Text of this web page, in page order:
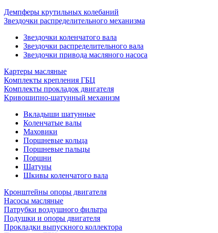
Демпферы крутильных колебаний
Звездочки распределительного механизма
Звездочки коленчатого вала
Звездочки распределительного вала
Звездочки привода масляного насоса
Картеры масляные
Комплекты крепления ГБЦ
Комплекты прокладок двигателя
Кривошипно-шатунный механизм
Вкладыши шатунные
Коленчатые валы
Маховики
Поршневые кольца
Поршневые пальцы
Поршни
Шатуны
Шкивы коленчатого вала
Кронштейны опоры двигателя
Насосы масляные
Патрубки воздушного фильтра
Подушки и опоры двигателя
Прокладки выпускного коллектора